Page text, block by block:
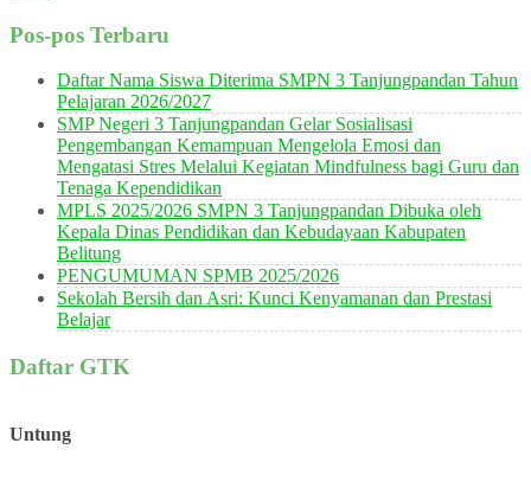
Pos-pos Terbaru
Daftar Nama Siswa Diterima SMPN 3 Tanjungpandan Tahun
Pelajaran 2026/2027
SMP Negeri 3 Tanjungpandan Gelar Sosialisasi
Pengembangan Kemampuan Mengelola Emosi dan
Mengatasi Stres Melalui Kegiatan Mindfulness bagi Guru dan
Tenaga Kependidikan
MPLS 2025/2026 SMPN 3 Tanjungpandan Dibuka oleh
Kepala Dinas Pendidikan dan Kebudayaan Kabupaten
Belitung
PENGUMUMAN SPMB 2025/2026
Sekolah Bersih dan Asri: Kunci Kenyamanan dan Prestasi
Belajar
Daftar GTK
Untung